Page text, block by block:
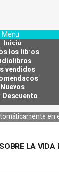
Menu
Inicio
los libros
vendidos
Nuevos
Descuento
en
LA